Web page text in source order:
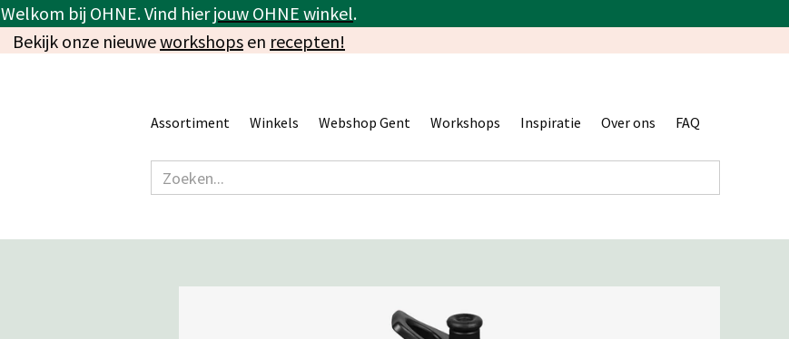
Welkom bij OHNE. Vind hierjouw OHNE winkel.
Bekijk onze nieuweworkshops en recepten!
Assortiment Winkels Webshop Gent Workshops Inspiratie Over ons FAQ